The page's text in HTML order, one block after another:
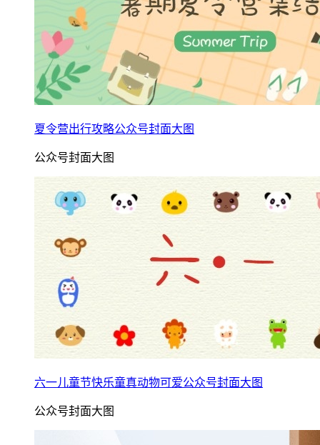
夏令营出行攻略公众号封面大图
公众号封面大图
六一儿童节快乐童真动物可爱公众号封面大图
公众号封面大图